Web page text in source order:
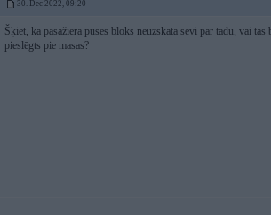
30. Dec 2022, 09:20
Šķiet, ka pasažiera puses bloks neuzskata sevi par tādu, vai
pieslēgts pie masas?